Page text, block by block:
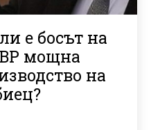
е босът на
мощна
на